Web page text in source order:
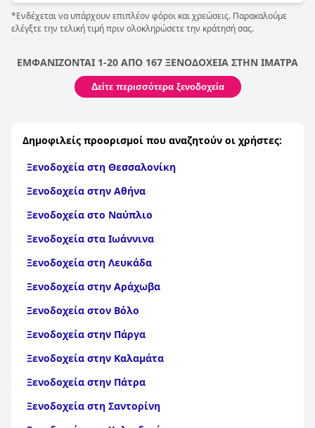
*Ενδέχεται να υπάρχουν επιπλέον φόροι και χρεώσεις. Παρακαλούμε
ελέγξτε την τελική τιμή πριν ολοκληρώσετε την κράτησή σας.
ΕΜΦΑΝΙΖΟΝΤΑΙ 1-20 ΑΠΟ 167 ΞΕΝΟΔΟΧΕΙΑ ΣΤΗΝ ΙΜΑΤΡΑ
Δείτε περισσότερα ξενοδοχεία
Δημοφιλείς προορισμοί που αναζητούν οι χρήστες:
Ξενοδοχεία στη Θεσσαλονίκη
Ξενοδοχεία στην Αθήνα
Ξενοδοχεία στο Ναύπλιο
Ξενοδοχεία στα Ιωάννινα
Ξενοδοχεία στη Λευκάδα
Ξενοδοχεία στην Αράχωβα
Ξενοδοχεία στον Βόλο
Ξενοδοχεία στην Πάργα
Ξενοδοχεία στην Καλαμάτα
Ξενοδοχεία στην Πάτρα
Ξενοδοχεία στη Σαντορίνη